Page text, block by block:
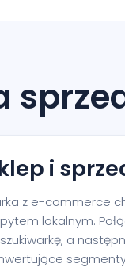
i
z e-commerce
lokalnym.
a